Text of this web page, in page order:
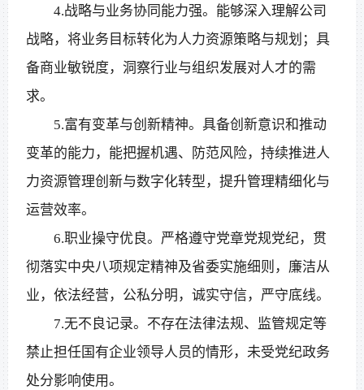
4.战略与业务协同能力强。能够深入理解公司
战略，将业务目标转化为人力资源策略与规划；具
备商业敏锐度，洞察行业与组织发展对人才的需
求。
5.富有变革与创新精神。具备创新意识和推动
变革的能力，能把握机遇、防范风险，持续推进人
力资源管理创新与数字化转型，提升管理精细化与
运营效率。
6.职业操守优良。严格遵守党章党规党纪，贯
彻落实中央八项规定精神及省委实施细则，廉洁从
业，依法经营，公私分明，诚实守信，严守底线。
7.无不良记录。不存在法律法规、监管规定等
禁止担任国有企业领导人员的情形，未受党纪政务
处分影响使用。